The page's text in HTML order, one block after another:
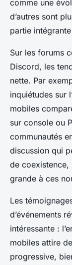
comme une
d’autres sont
partie
Sur les forums
Discord, les
nette. Par
inquiétudes sur
mobiles
sur console ou
communautés
discussion qui
de coexistence,
grande à ces
Les
d’événements
intéressante :
mobiles attire
progressive,